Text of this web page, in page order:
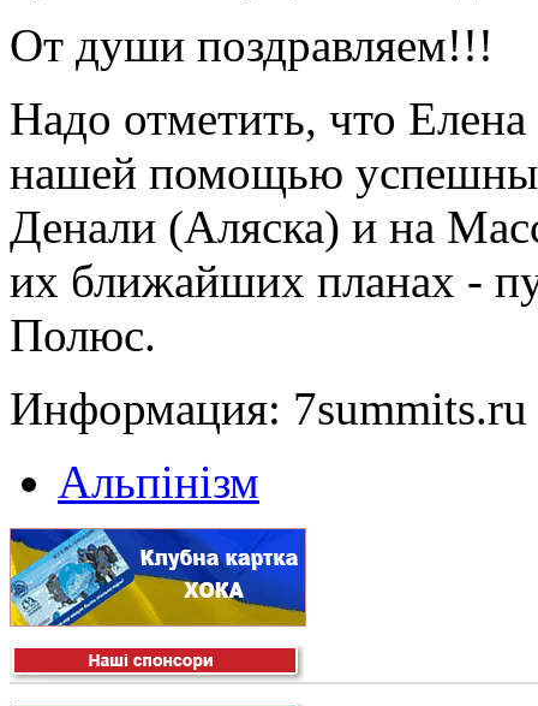
От души поздравляем!!!
Надо отметить, что
нашей помощью
Денали (Аляска) и на
их ближайших планах -
Полюс.
Информация: 7summits.ru
Альпінізм